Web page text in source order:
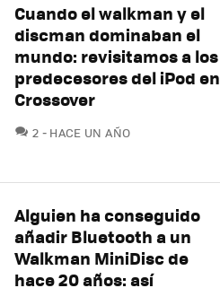
Cuando el walkman y el
discman dominaban el
mundo: revisitamos a los
predecesores del iPod en
Crossover
2 COMENTARIOS
HACE UN AÑO
Alguien ha conseguido
añadir Bluetooth a un
Walkman MiniDisc de
hace 20 años: así